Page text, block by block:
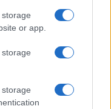
or app.
de La